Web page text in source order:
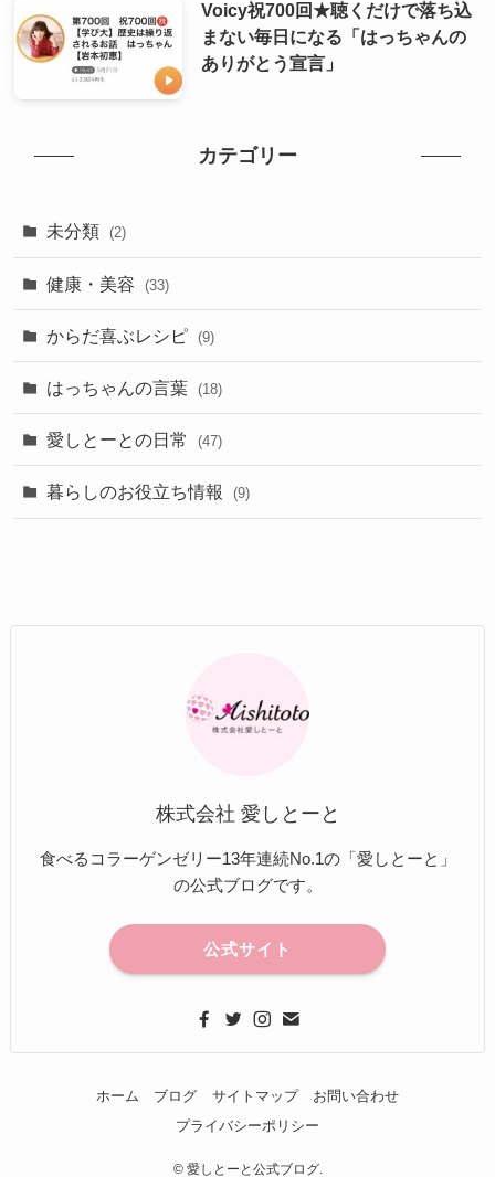
Voicy祝700回★聴くだけで落ち込
まない毎日になる「はっちゃんの
ありがとう宣言」
カテゴリー
未分類 (2)
健康・美容 (33)
からだ喜ぶレシピ (9)
はっちゃんの言葉 (18)
愛しとーとの日常 (47)
暮らしのお役立ち情報 (9)
株式会社 愛しとーと
食べるコラーゲンゼリー13年連続No.1の「愛しとーと」
の公式ブログです。
公式サイト
ホーム ブログ サイトマップ
お問い合わせ
プライバシーポリシー
©愛しとーと公式ブログ.